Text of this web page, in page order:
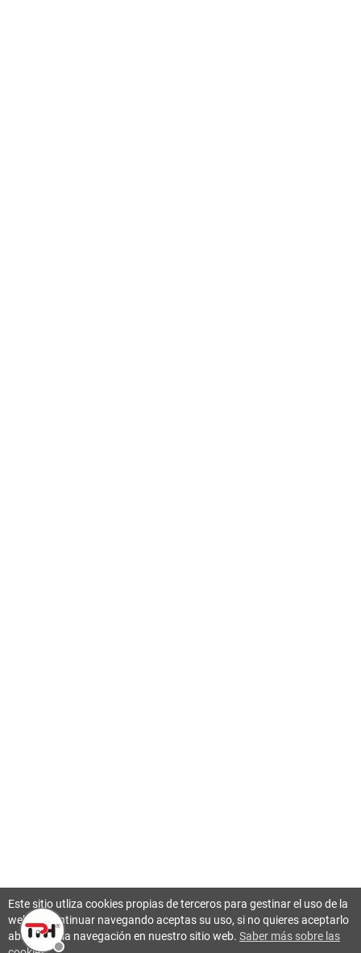
Este sitio utliza cookies propias de terceros para gestinar el uso de la
web. Al continuar navegando aceptas su uso, si no quieres aceptarlo
abandona la navegación en nuestro sitio web. Saber más sobre las